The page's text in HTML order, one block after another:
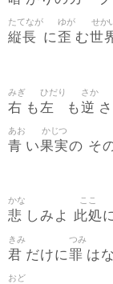
縦長
たてなが
に歪
ゆが
む世
せか
右
みぎ
も 左
ひだり
も逆
さか
青
あお
い果実
かじつ
の そ
悲
かな
しみよ 此処
ここ
君
きみ
だけに罪
つみ
は
おど